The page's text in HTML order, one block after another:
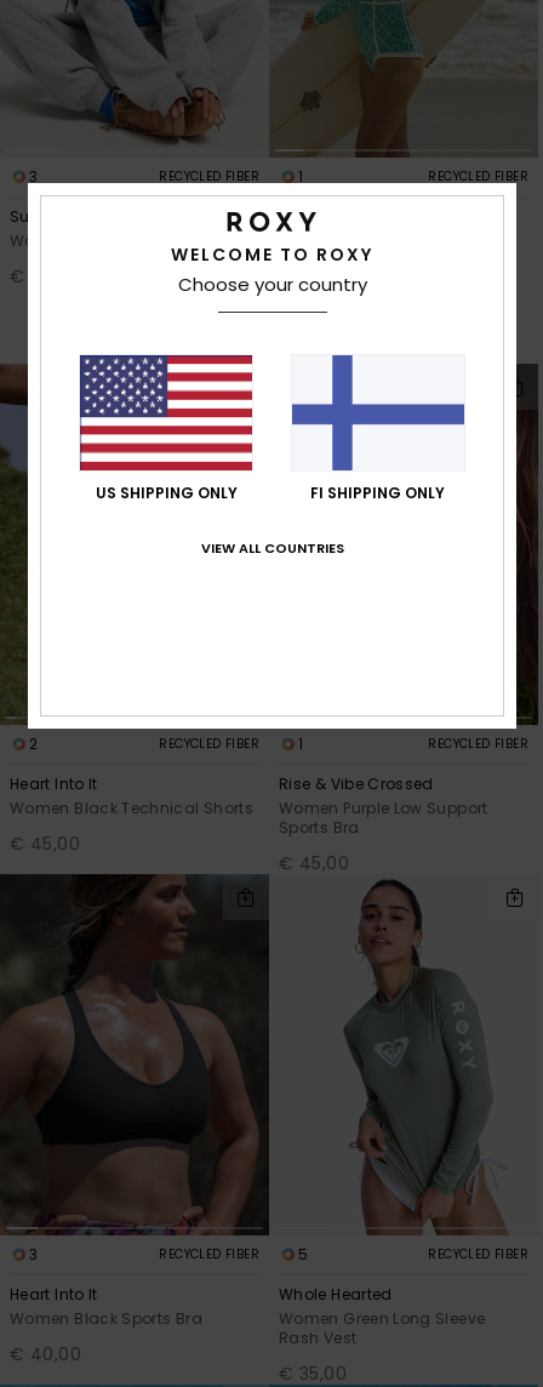
3 RECYCLED FIBER
Surf Stoked Brushed
Women Grey Joggers
€ 45,00
1 RECYCLED FIBER
Go Girl Surf
One-Piece Swimsuit
€ 85,00 30%
2 RECYCLED FIBER
Heart Into It
Women Black Technical Shorts
€ 45,00
1 RECYCLED FIBER
Rise & Vibe Crossed
Women Purple Low Support
Sports Bra
€ 45,00
3 RECYCLED FIBER
Heart Into It
Women Black Sports Bra
€ 40,00
5 RECYCLED FIBER
Whole Hearted
Women Green Long Sleeve
Rash Vest
€ 35,00
WELCOME TO ROXY
Choose your country
US SHIPPING ONLY FI SHIPPING ONLY
VIEW ALL COUNTRIES